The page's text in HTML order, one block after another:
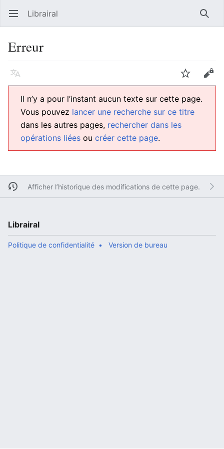
Ouvrir le menu principal Librairal
Erreur
Langue Suivre
Il n’y a pour l’instant aucun texte sur cette page.
Vous pouvez lancer une recherche sur ce titre
dans les autres pages, rechercher dans les
opérations liées ou créer cette page.
Afficher l’historique des modifications de cette page.
Librairal
Politique de confidentialité Version de bureau